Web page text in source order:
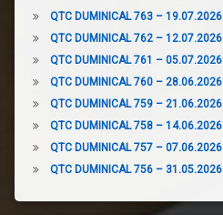
QTC DUMINICAL 763 – 19.07.2026
QTC DUMINICAL 762 – 12.07.2026
QTC DUMINICAL 761 – 05.07.2026
QTC DUMINICAL 760 – 28.06.2026
QTC DUMINICAL 759 – 21.06.2026
QTC DUMINICAL 758 – 14.06.2026
QTC DUMINICAL 757 – 07.06.2026
QTC DUMINICAL 756 – 31.05.2026